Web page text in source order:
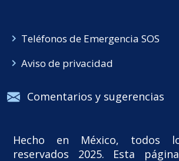
Teléfonos de Emergencia SOS
Aviso de privacidad
Comentarios y sugerencias
Hecho en México, todos
reservados 2025. Esta